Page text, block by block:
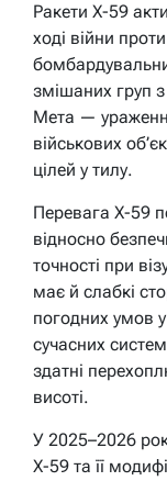
Ракети Х-59
ході війни
змішаних груп
Мета —
військових
цілей у тилу.
Перевага Х-59
відносно
точності при
має й слабкі
погодних умов
сучасних
здатні
висоті.
У 2025–2026
Х-59 та її